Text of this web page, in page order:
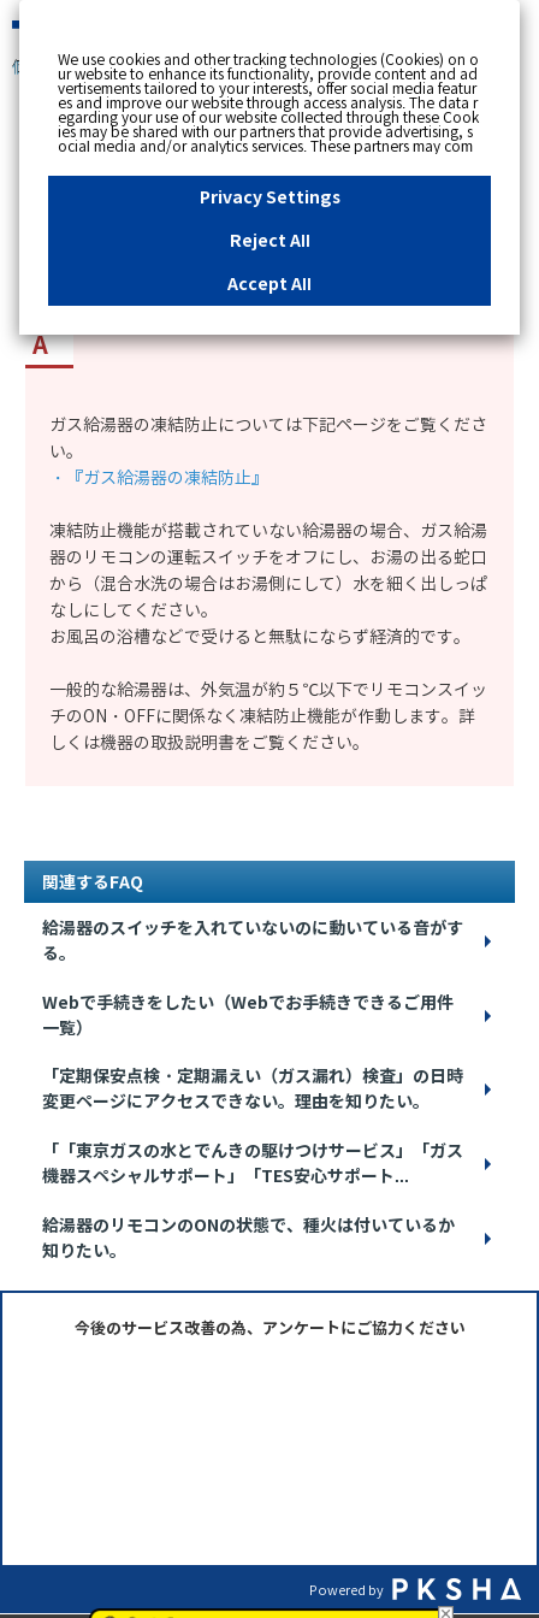
個人のお客さま
[ トップへ戻る ]
カテゴリー表示
更新日時 : 2021/01/22 13:43
ガス給湯器の凍結防止については下記ページをご覧くださ
い。
・『ガス給湯器の凍結防止』
凍結防止機能が搭載されていない給湯器の場合、ガス給湯
器のリモコンの運転スイッチをオフにし、お湯の出る蛇口
から（混合水洗の場合はお湯側にして）水を細く出しっぱ
なしにしてください。
お風呂の浴槽などで受けると無駄にならず経済的です。
一般的な給湯器は、外気温が約５℃以下でリモコンスイッ
チのON・OFFに関係なく凍結防止機能が作動します。詳
しくは機器の取扱説明書をご覧ください。
関連するFAQ
給湯器のスイッチを入れていないのに動いている音がす
る。
Webで手続きをしたい（Webでお手続きできるご用件
一覧）
「定期保安点検・定期漏えい（ガス漏れ）検査」の日時
変更ページにアクセスできない。理由を知りたい。
「「東京ガスの水とでんきの駆けつけサービス」「ガス
機器スペシャルサポート」「TES安心サポート...
給湯器のリモコンのONの状態で、種火は付いているか
知りたい。
今後のサービス改善の為、アンケートにご協力ください
Powered by
We use cookies and other tracking technologies (Cookies) on o
ur website to enhance its functionality, provide content and ad
vertisements tailored to your interests, offer social media featur
es and improve our website through access analysis. The data r
egarding your use of our website collected through these Cook
ies may be shared with our partners that provide advertising, s
ocial media and/or analytics services. These partners may com
bine the data shared by us with other data that you have provi
ded to them or that they have collected from your use of their s
ervices or other websites to analyse and optimise advertisemen
ts delivered to you by businesses other than us on the internet.
essary Cookies, please click "Reject All". If you agree to the use
of all Cookies, please click "Accept All". To select your preferen
u can change your consent or rejection settings at any time by c
"Privacy Settings"button on this banner or through y
our browser's "Settings". For more information regarding the pr
site, please refer to the link below.Cookies DetailsPrivacy Polic
y
Privacy Settings
Reject All
Accept All